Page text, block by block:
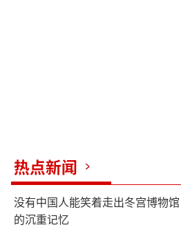
4人死亡、43人受伤。报道
责人的话称，部分伤者伤
能进一步上升。（责任编辑：许
热点新闻
没有中国人能笑着走出冬宫博物
的沉重记忆